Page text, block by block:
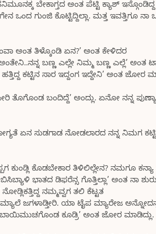
ಬೇಕಾಗ್ತದ ಅಂತ ಪೆಟ್ಟಿ ಕ್ಯಾಶ್
ಗುಂಜಿ ಕೊಟ್ಟಿದ್ದಿಲ್ಲಾ. ಮತ್ತ ಇವತ್ತಿಗೂ ನಾ
ಅಂತ ತಿಳ್ಕೊಂಡಿ ಏನ?’ ಅಂತ ಕೇಳಿದರ
ಬಣ್ಣ ಎಲ್ಲೇ ನಿಮ್ಮ ಬಣ್ಣ ಎಲ್ಲೆ’ ಅಂತ
ಕಟ್ಟಿನ ಸಾರ ಇದ್ದಂಗ ಇದ್ದೇನಿ’ ಅಂತ
ತೊಗೊಂಡ ಬಂದಿದ್ದೆ’ ಅಂದ್ಲು. ಏನೋ ನನ್ನ
ಏನ ಸುಡಗಾಡ ನೋಡಲಾರದ ನನ್ನ ನಿಮಗ
ಕೊಡಬೇಕಾರ ತಿಳಿಲಿಲ್ಲೇನ? ನಮಗೂ
ಭಾತದ ಡಿಫರೆನ್ಸ ಗೊತ್ತಿಲ್ಲಾ’ ಅಂತ ನಾ
ನಮ್ಮವ್ವಗ ತಲಿ ಕೆಟ್ಟತ
ಜಗಳಾಡ್ತೀರಿ. ಯಾ ಟೈಪ ಮ್ಯಾರೇಜ
ಕೂಡ್ರಿ’ ಅಂತ ಜೋರ ಮಾಡಿದ್ಲು.